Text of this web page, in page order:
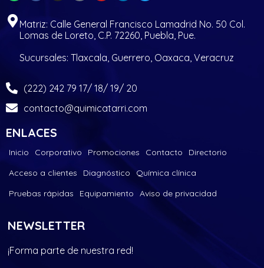
Matriz: Calle General Francisco Lamadrid No. 50 Col.
Lomas de Loreto, C.P. 72260, Puebla, Pue.
Sucursales: Tlaxcala, Guerrero, Oaxaca, Veracruz
(222) 242 79 17/ 18/ 19/ 20
contacto@quimicatarri.com
ENLACES
Inicio Corporativo Promociones Contacto
Directorio
Acceso a clientes
Diagnóstico
Química clínica
Pruebas rápidas
Equipamiento Aviso de privacidad
NEWSLETTER
¡Forma parte de nuestra red!